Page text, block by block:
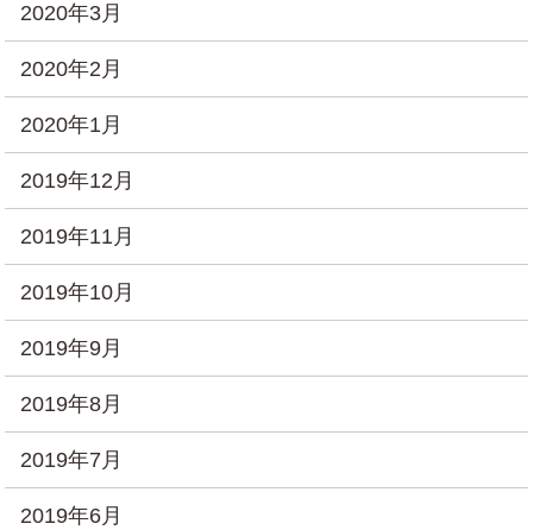
2020年3月
2020年2月
2020年1月
2019年12月
2019年11月
2019年10月
2019年9月
2019年8月
2019年7月
2019年6月